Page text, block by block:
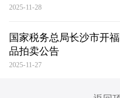
2025-11-28
国家税务总局长沙市开
品拍卖公告
2025-11-27